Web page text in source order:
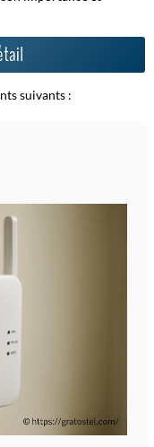
suivants :